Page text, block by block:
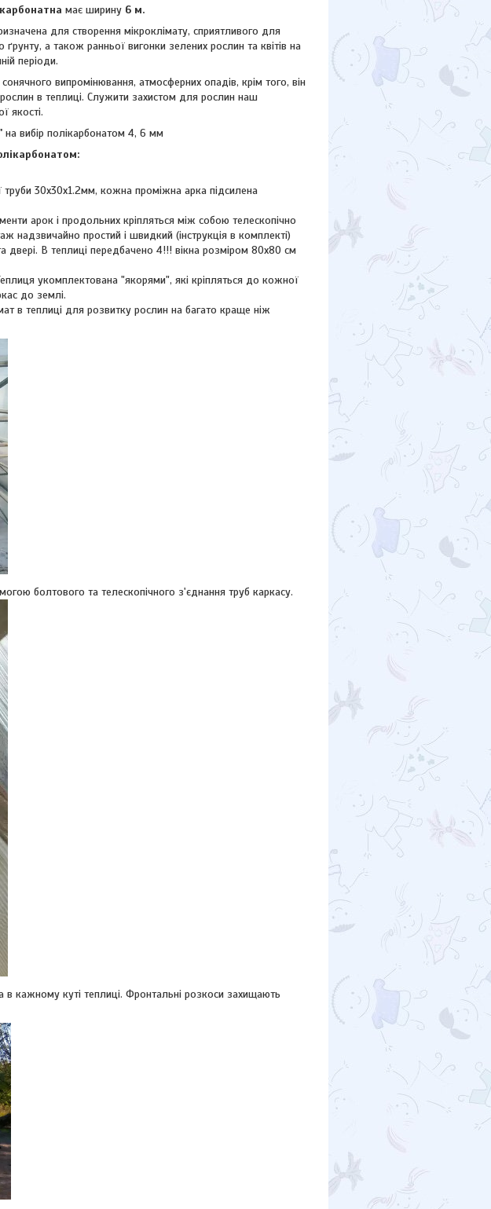
має ширину 6 м.
для створення мікроклімату, сприятливого для
а також ранньої вигонки зелених рослин та квітів на
періоди.
випромінювання, атмосферних опадів, крім того, він
в теплиці. Служити захистом для рослин наш
якості.
на вибір полікарбонатом 4, 6 мм
30х30х1.2мм, кожна проміжна арка підсилена
арок і продольних кріпляться між собою телескопічно
надзвичайно простий і швидкий (інструкція в комплекті)
двері. В теплиці передбачено 4!!! вікна розміром 80х80 см
укомплектована "якорями", які кріпляться до кожної
до землі.
в теплиці для розвитку рослин на багато краще ніж
болтового та телескопічного з'єднання труб каркасу.
кажному куті теплиці. Фронтальні розкоси захищають